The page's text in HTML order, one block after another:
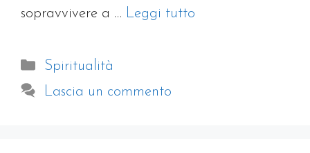
sopravvivere a … Leggi tutto
Categorie
Spiritualità
Lascia un commento